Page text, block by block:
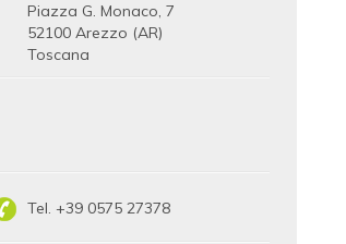
Piazza G. Monaco, 7
52100 Arezzo (AR)
Toscana
Tel. +39 0575 27378